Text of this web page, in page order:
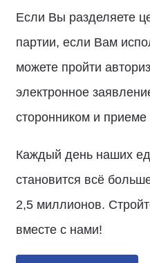
Если Вы разделяете
партии, если Вам
можете пройти
электронное
сторонником и
Каждый день наших
становится всё
2,5 миллионов.
вместе с нами!